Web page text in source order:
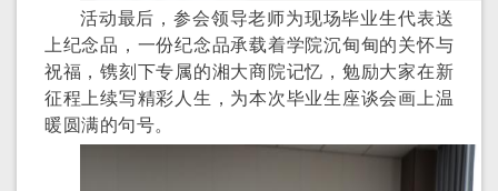
活动最后，参会领导老师为现场毕业生代表送
上纪念品， 一份纪念品承载着学院沉甸甸的关怀与
祝福，镌刻下专属的湘大商院记忆，勉励大家在新
征程上续写精彩人生，为本次毕业生座谈会画上温
暖圆满的句号。